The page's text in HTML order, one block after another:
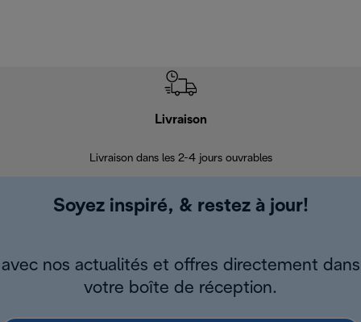
Livraison
Livraison dans les 2-4 jours ouvrables
Soyez inspiré, & restez à jour!
avec nos actualités et offres directement dans
votre boîte de réception.